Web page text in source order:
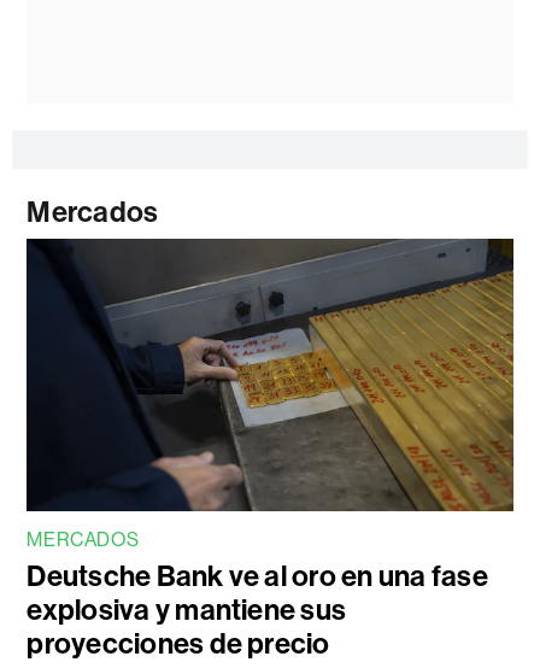
Mercados
MERCADOS
Deutsche Bank ve al oro en una fase
explosiva y mantiene sus
proyecciones de precio